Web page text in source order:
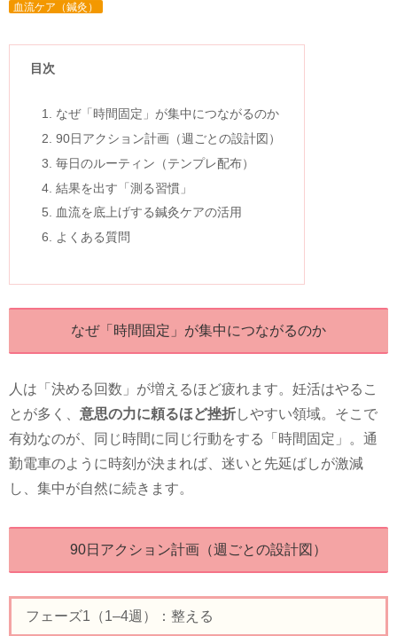
血流ケア（鍼灸）
目次
なぜ「時間固定」が集中につながるのか
90日アクション計画（週ごとの設計図）
毎日のルーティン（テンプレ配布）
結果を出す「測る習慣」
血流を底上げする鍼灸ケアの活用
よくある質問
なぜ「時間固定」が集中につながるのか
人は「決める回数」が増えるほど疲れます。妊活はやるこ
とが多く、 意思の力に頼るほど挫折しやすい領域。そこで
有効なのが、
同じ時間に同じ行動をする「時間固定」。通
勤電車のように時刻が決まれば、迷いと先延ばしが激減
し、集中が自然に続きます。
90日アクション計画（週ごとの設計図）
フェーズ1（1–4週）：整える